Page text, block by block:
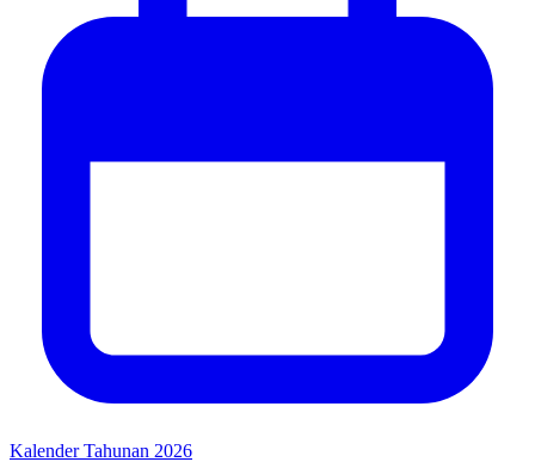
Kalender Tahunan 2026